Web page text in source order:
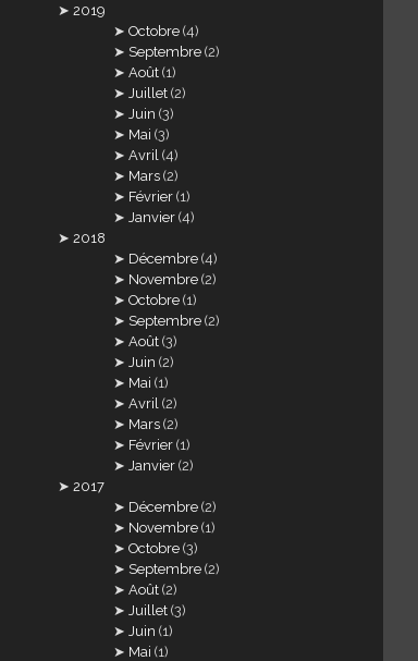
2019
Octobre (4)
Septembre (2)
Août (1)
Juillet (2)
Juin (3)
Mai (3)
Avril (4)
Mars (2)
Février (1)
Janvier (4)
2018
Décembre (4)
Novembre (2)
Octobre (1)
Septembre (2)
Août (3)
Juin (2)
Mai (1)
Avril (2)
Mars (2)
Février (1)
Janvier (2)
2017
Décembre (2)
Novembre (1)
Octobre (3)
Septembre (2)
Août (2)
Juillet (3)
Juin (1)
Mai (1)